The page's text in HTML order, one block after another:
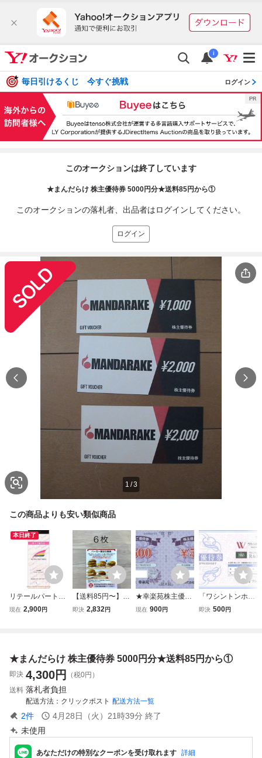
i
毎日引けるくじ 今すぐ挑戦 ログイン
このオークションは終了しています
★まんだらけ 株主優待券 5000円分★送料85円から①
このオークションの落札者、出品者はログインしてください。
ログイン
1 /3
この商品よりも安い類似商品
本日終了
リテールパートナ
ーズ株主優待券
現在 2,900円
【送料85円〜】
【即決】 6枚 マク
即決 2,832円
★幸楽苑株主優待
券 1000円分 来
現在 900円
「ワシントンホテ
ル 株主優待」 株
食20%割引 / 有効
即決 500円
★まんだらけ 株主優待券 5000円分★送料85円から①
即決 4,300円
（税0円）
送料 落札者負担
配送方法 クリックポスト 配送方法一覧
2件 4月28日（火）21時39分 終了
未使用
あなただけの特別なクーポンを受け取れます 詳細